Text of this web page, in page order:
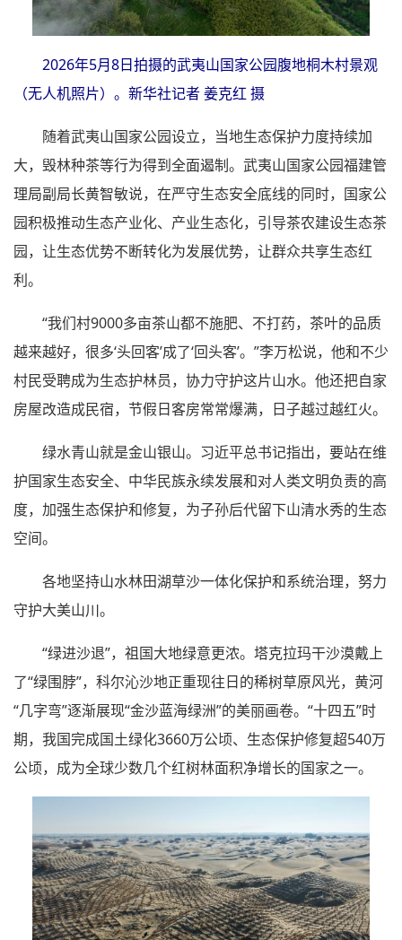
2026年5月8日拍摄的武夷山国家公园腹地桐木村景观
（无人机照片）。新华社记者 姜克红 摄
随着武夷山国家公园设立，当地生态保护力度持续加
大，毁林种茶等行为得到全面遏制。武夷山国家公园福建管
理局副局长黄智敏说，在严守生态安全底线的同时，国家公
园积极推动生态产业化、产业生态化，引导茶农建设生态茶
园，让生态优势不断转化为发展优势，让群众共享生态红
利。
“我们村9000多亩茶山都不施肥、不打药，茶叶的品质
越来越好，很多‘头回客’成了‘回头客’。”李万松说，他和不少
村民受聘成为生态护林员，协力守护这片山水。他还把自家
房屋改造成民宿，节假日客房常常爆满，日子越过越红火。
绿水青山就是金山银山。习近平总书记指出，要站在维
护国家生态安全、中华民族永续发展和对人类文明负责的高
度，加强生态保护和修复，为子孙后代留下山清水秀的生态
空间。
各地坚持山水林田湖草沙一体化保护和系统治理，努力
守护大美山川。
“绿进沙退”，祖国大地绿意更浓。塔克拉玛干沙漠戴上
了“绿围脖”，科尔沁沙地正重现往日的稀树草原风光，黄河
“几字弯”逐渐展现“金沙蓝海绿洲”的美丽画卷。“十四五”时
期，我国完成国土绿化3660万公顷、生态保护修复超540万
公顷，成为全球少数几个红树林面积净增长的国家之一。